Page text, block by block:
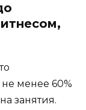
менее 60%
занятия.